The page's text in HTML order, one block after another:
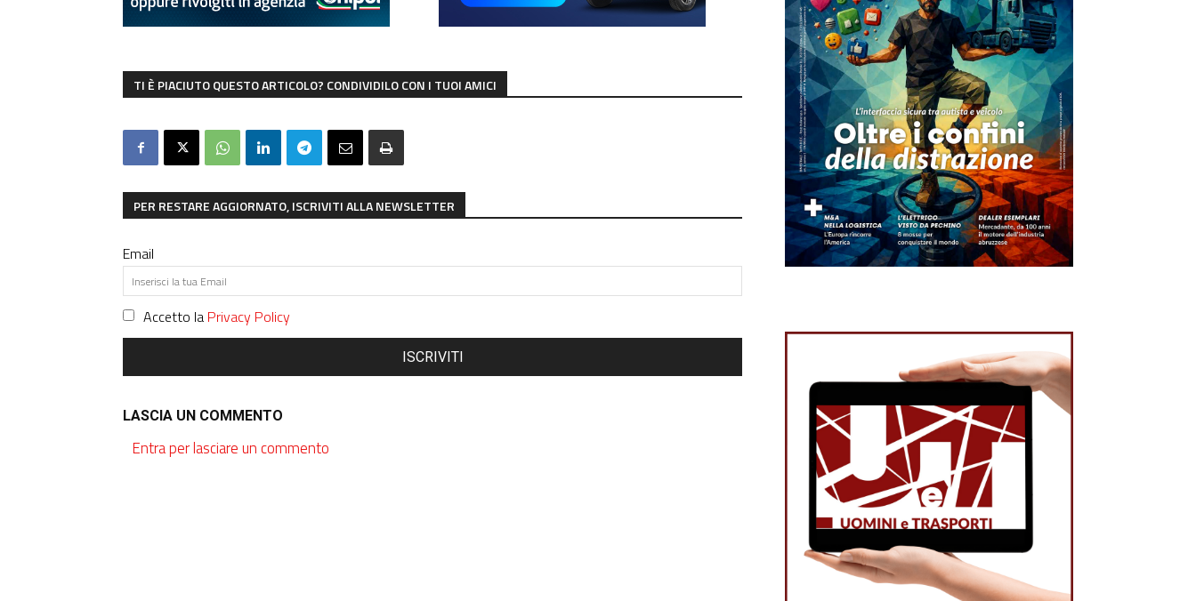
TI È PIACIUTO QUESTO ARTICOLO? CONDIVIDILO CON I TUOI AMICI
PER RESTARE AGGIORNATO, ISCRIVITI ALLA NEWSLETTER
Email
Accetto la Privacy Policy
ISCRIVITI
LASCIA UN COMMENTO
Entra per lasciare un commento